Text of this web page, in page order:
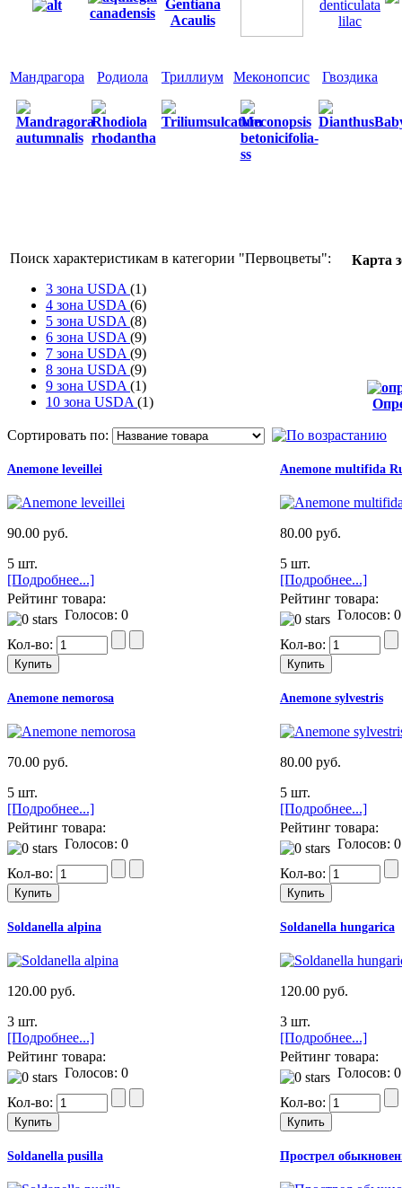
Мандрагора Родиола Триллиум Меконопсис Гвоздика
Поиск характеристикам в категории "Первоцветы":
3 зона USDA(1)
4 зона USDA(6)
5 зона USDA(8)
6 зона USDA(9)
7 зона USDA(9)
8 зона USDA(9)
9 зона USDA(1)
10 зона USDA(1)
Карта
Сортировать по:
Anemone leveillei
90.00 руб.
5 шт.
[Подробнее...]
Рейтинг товара:
Голосов: 0
Кол-во:
Anemone multifida
80.00 руб.
5 шт.
[Подробнее...]
Рейтинг товара:
Голосов: 0
Кол-во:
Anemone nemorosa
70.00 руб.
5 шт.
[Подробнее...]
Рейтинг товара:
Голосов: 0
Кол-во:
Anemone sylvestris
80.00 руб.
5 шт.
[Подробнее...]
Рейтинг товара:
Голосов: 0
Кол-во:
Soldanella alpina
120.00 руб.
3 шт.
[Подробнее...]
Рейтинг товара:
Голосов: 0
Кол-во:
Soldanella hungarica
120.00 руб.
3 шт.
[Подробнее...]
Рейтинг товара:
Голосов: 0
Кол-во:
Soldanella pusilla Прострел